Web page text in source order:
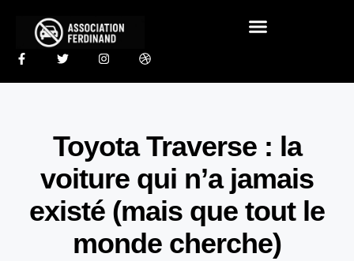
Toyota Traverse : la
voiture qui n’a jamais
existé (mais que tout le
monde cherche)